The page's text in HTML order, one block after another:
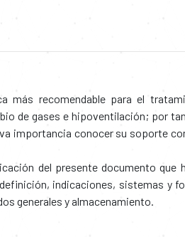
más recomendable para el
de gases e hipoventilación; por
importancia conocer su soporte
del presente documento que
indicaciones, sistemas y
generales y almacenamiento.